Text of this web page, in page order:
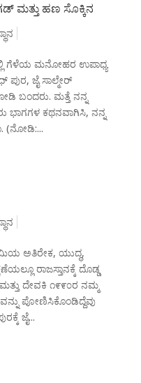
ಮತ್ತು ಹಣ ಸೊಕ್ಕಿನ
ಗೆಳೆಯ ಮನೋಹರ ಉಪಾಧ್ಯ
ಪುರ, ಜೈ ಸಾಲ್ಮೇರ್
ಬಂದರು. ಮತ್ತೆ ನನ್ನ
ಭಾಗಗಳ ಕಥನವಾಗಿಸಿ, ನನ್ನ
(ನೋಡಿ:...
ಅತಿರೇಕ, ಯುದ್ಧ,
ರಾಜಸ್ತಾನಕ್ಕೆ ದೊಡ್ಡ
ದೇವಕಿ ೧೯೯೦ರ ನಮ್ಮ
ಪೋಣಿಸಿಕೊಂಡಿದ್ದೆವು
ಜೈ...